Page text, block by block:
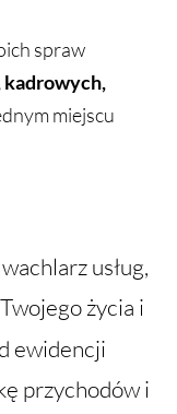
spraw
kadrowych,
miejscu
usług,
życia i
ewidencji
przychodów i